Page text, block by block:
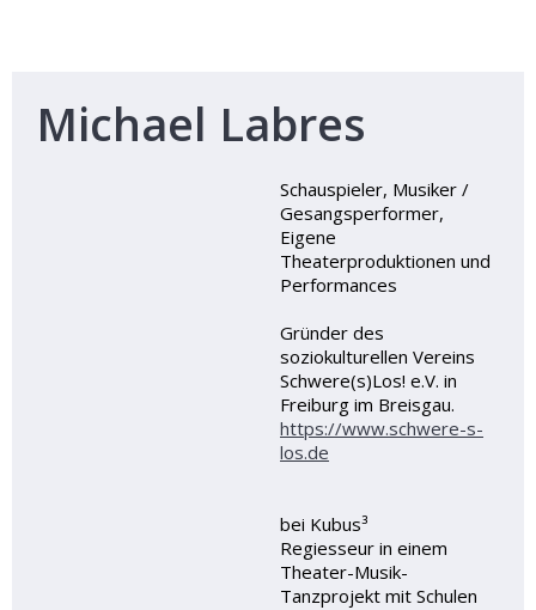
Michael Labres
Schauspieler, Musiker /
Gesangsperformer,
Eigene
Theaterproduktionen und
Performances
Gründer des
soziokulturellen Vereins
Schwere(s)Los! e.V. in
Freiburg im Breisgau.
https://www.schwere-s-
los.de
bei Kubus³
Regiesseur in einem
Theater-Musik-
Tanzprojekt mit Schulen